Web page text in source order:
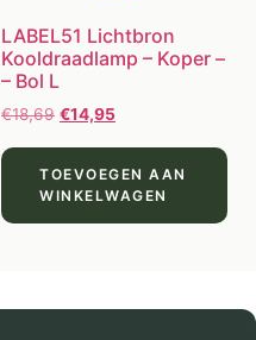
LABEL51 Lichtbron
Kooldraadlamp – Koper –
– Bol L
€18,69 €14,95
TOEVOEGEN AAN
WINKELWAGEN